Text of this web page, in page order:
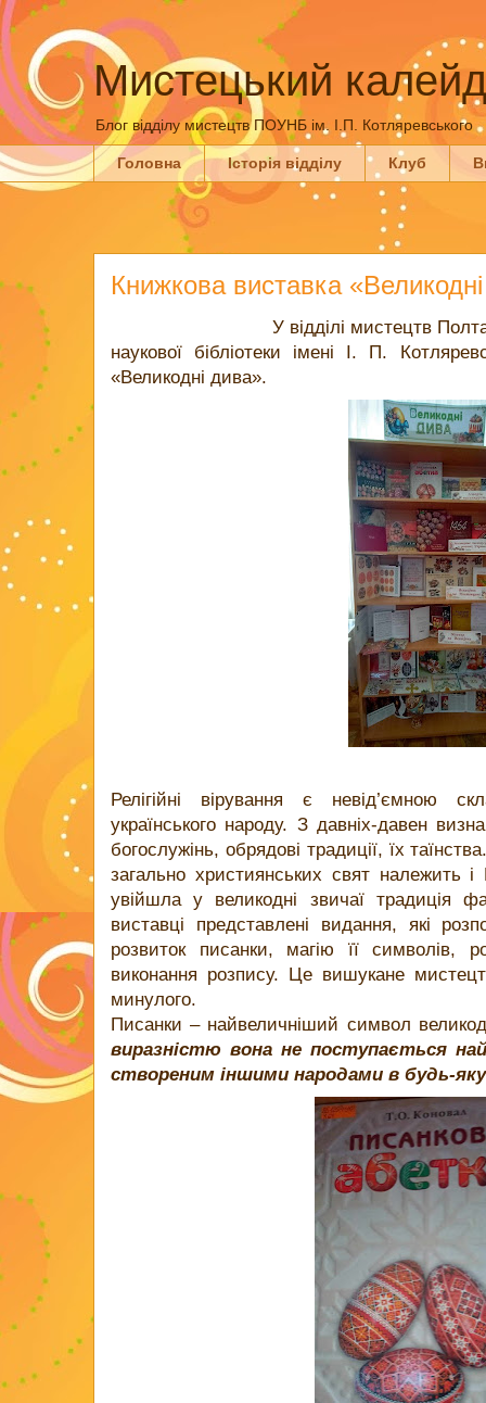
Мистецький
Блог відділу мистецтв ПОУНБ ім. І.П. Котляревського
Головна Історія відділу Клуб
Книжкова виставка
У відділі мистецтв
наукової бібліотеки імені І. П.
«Великодні дива».
Релігійні вірування є невід’ємною
українського народу. З давніх-давен
богослужінь, обрядові традиції, їх
загально християнських свят належить
увійшла у великодні звичаї традиція
виставці представлені видання, які
розвиток писанки, магію її символів,
виконання розпису. Це вишукане
минулого.
Писанки – найвеличніший символ
виразністю вона не поступається
створеним іншими народами в будь-яку